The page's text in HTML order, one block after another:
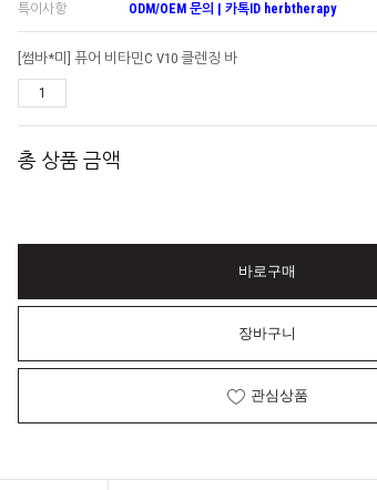
특이사항 ODM/OEM 문의 | 카톡ID herbtherapy
[썸바*미] 퓨어 비타민C V10 클렌징 바
총 상품 금액
바로구매
장바구니
관심상품